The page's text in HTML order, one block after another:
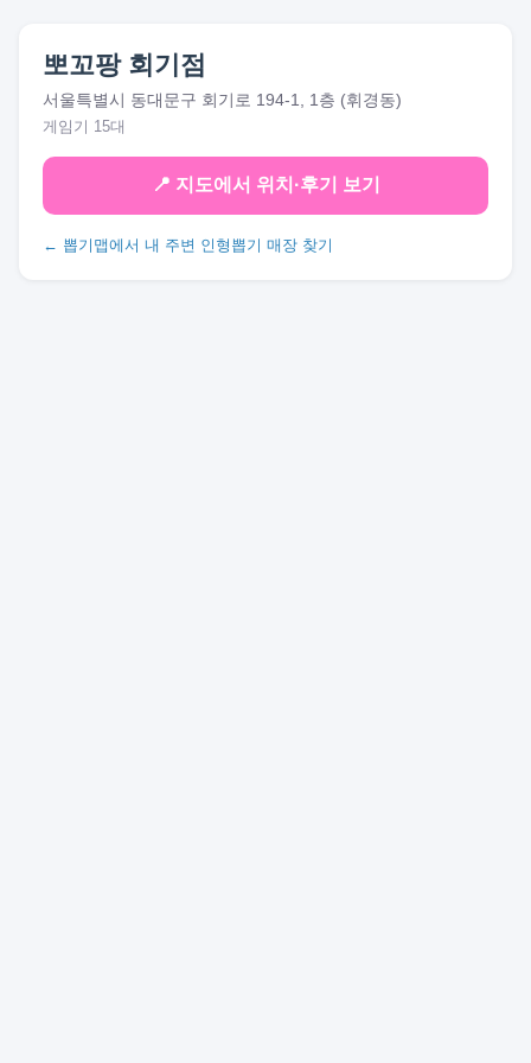
뽀꼬팡 회기점
서울특별시 동대문구 회기로 194-1, 1층 (휘경동)
게임기 15대
📍 지도에서 위치·후기 보기
← 뽑기맵에서 내 주변 인형뽑기 매장 찾기